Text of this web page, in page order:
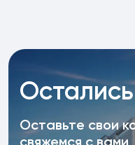
Оставьте свои
свяжемся с вами